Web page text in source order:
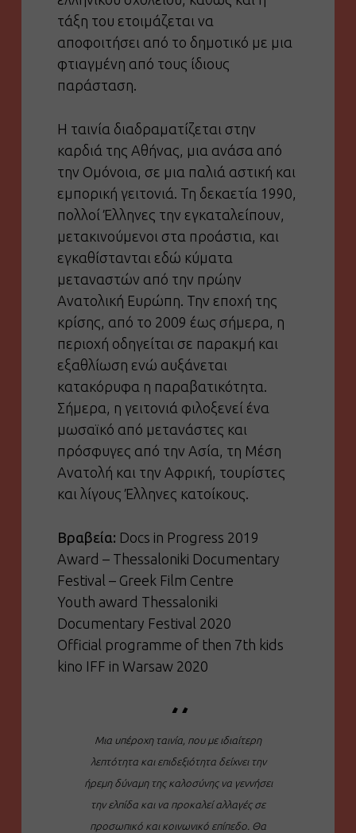
τάξη του ετοιμάζεται να
αποφοιτήσει από το δημοτικό με μια
φτιαγμένη από τους ίδιους
παράσταση.
Η ταινία διαδραματίζεται στην
καρδιά της Αθήνας, μια ανάσα από
την Ομόνοια, σε μια παλιά αστική και
εμπορική γειτονιά. Τη δεκαετία 1990,
πολλοί Έλληνες την εγκαταλείπουν,
μετακινούμενοι στα προάστια, και
εγκαθίστανται εδώ κύματα
μεταναστών από την πρώην
Ανατολική Ευρώπη. Την εποχή της
κρίσης, από το 2009 έως σήμερα, η
περιοχή οδηγείται σε παρακμή και
εξαθλίωση ενώ αυξάνεται
κατακόρυφα η παραβατικότητα.
Σήμερα, η γειτονιά φιλοξενεί ένα
μωσαϊκό από μετανάστες και
πρόσφυγες από την Ασία, τη Μέση
Ανατολή και την Αφρική, τουρίστες
και λίγους Έλληνες κατοίκους.
Βραβεία: Docs in Progress 2019
Award – Thessaloniki Documentary
Festival – Greek Film Centre
Youth award Thessaloniki
Documentary Festival 2020
Οfficial programme of then 7th kids
kino IFF in Warsaw 2020
Μια υπέροχη ταινία, που με ιδιαίτερη
λεπτότητα και επιδεξιότητα δείχνει την
ήρεμη δύναμη της καλοσύνης να γεννήσει
την ελπίδα και να προκαλεί αλλαγές σε
προσωπικό και κοινωνικό επίπεδο. Θα